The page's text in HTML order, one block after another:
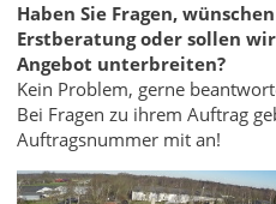
Haben Sie Fragen,
Erstberatung oder sollen
Angebot unterbreiten?
Kein Problem, gerne
Bei Fragen zu ihrem Auftrag
Auftragsnummer mit an!